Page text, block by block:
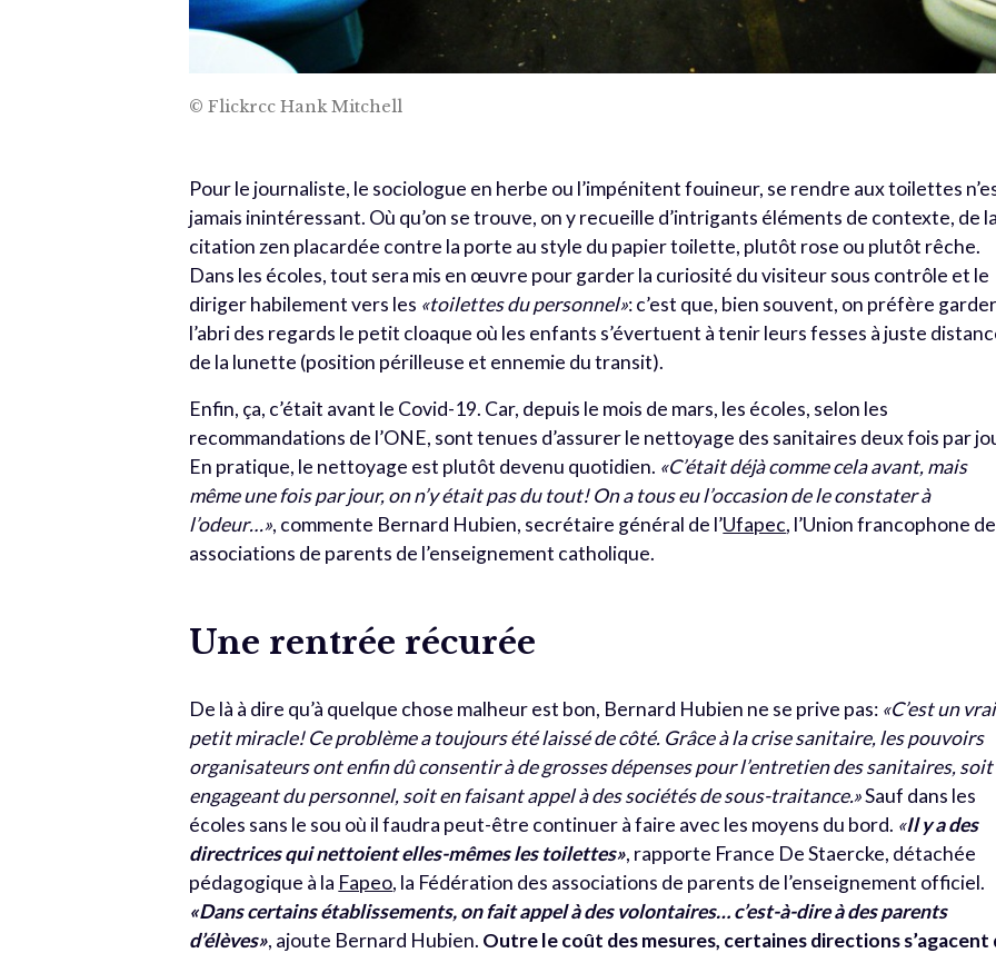
© Flickrcc Hank Mitchell
Pour le journaliste, le sociologue en herbe ou l’impénitent fouineur, se rendre aux toilettes
jamais inintéressant. Où qu’on se trouve, on y recueille d’intrigants éléments de contexte, de
citation zen placardée contre la porte au style du papier toilette, plutôt rose ou plutôt rêche.
Dans les écoles, tout sera mis en œuvre pour garder la curiosité du visiteur sous contrôle et le
diriger habilement vers les «toilettes du personnel»: c’est que, bien souvent, on préfère
l’abri des regards le petit cloaque où les enfants s’évertuent à tenir leurs fesses à juste
de la lunette (position périlleuse et ennemie du transit).
Enfin, ça, c’était avant le Covid-19. Car, depuis le mois de mars, les écoles, selon les
recommandations de l’ONE, sont tenues d’assurer le nettoyage des sanitaires deux fois par
En pratique, le nettoyage est plutôt devenu quotidien. «C’était déjà comme cela avant, mais
même une fois par jour, on n’y était pas du tout! On a tous eu l’occasion de le constater à
l’odeur…», commente Bernard Hubien, secrétaire général de l’Ufapec, l’Union francophone
associations de parents de l’enseignement catholique.
Une rentrée récurée
De là à dire qu’à quelque chose malheur est bon, Bernard Hubien ne se prive pas: «C’est un vrai
petit miracle! Ce problème a toujours été laissé de côté. Grâce à la crise sanitaire, les pouvoirs
organisateurs ont enfin dû consentir à de grosses dépenses pour l’entretien des sanitaires, soit
engageant du personnel, soit en faisant appel à des sociétés de sous-traitance.»Sauf dans les
écoles sans le sou où il faudra peut-être continuer à faire avec les moyens du bord. «Il y a des
directrices qui nettoient elles-mêmes les toilettes», rapporte France De Staercke, détachée
pédagogique à la Fapeo, la Fédération des associations de parents de l’enseignement officiel.
«Dans certains établissements, on fait appel à des volontaires… c’est-à-dire à des parents
d’élèves», ajoute Bernard Hubien. Outre le coût des mesures, certaines directions s’agacent